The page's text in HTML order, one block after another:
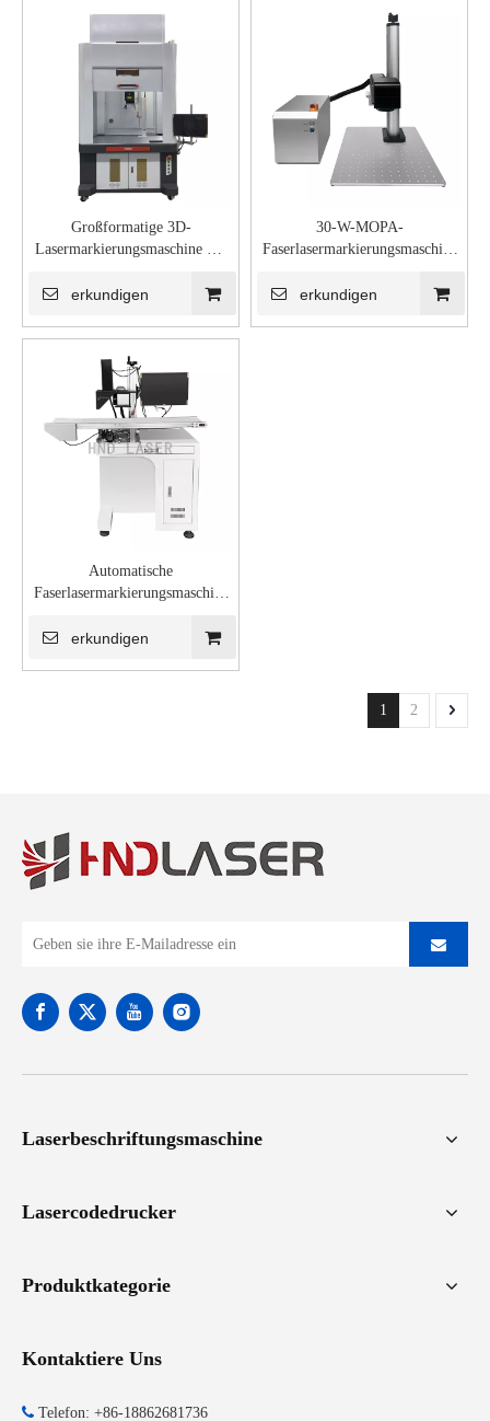
Großformatige 3D-
Lasermarkierungsmaschine mit
erkundigen
30-W-MOPA-
Faserlasermarkierungsmaschine
erkundigen
Automatische
Faserlasermarkierungsmaschine
erkundigen
1 2
Laserbeschriftungsmaschine
Lasercodedrucker
Produktkategorie
Kontaktiere Uns
 Telefon: +86-18862681736